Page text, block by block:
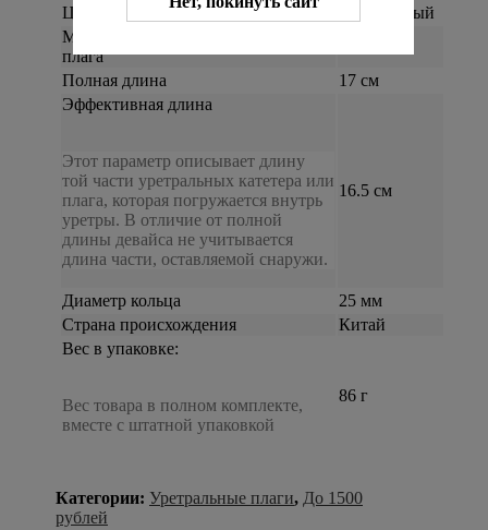
Цвет
серебристый
Максимальный диаметр катетера/
плага
Полная длина
17 см
Эффективная длина
Этот параметр описывает длину
той части уретральных катетера или
плага, которая погружается внутрь
уретры. В отличие от полной
длины девайса не учитывается
длина части, оставляемой снаружи.
16.5 см
Диаметр кольца
25 мм
Страна происхождения
Китай
Вес в упаковке:
Вес товара в полном комплекте,
вместе с штатной упаковкой
86 г
Категории: Уретральные плаги, До 1500
рублей